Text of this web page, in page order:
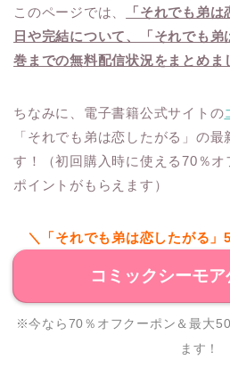
このページでは、
「それでも弟
日や完結について、「それでも
巻までの無料配信状況をまとめま
ちなみに、電子書籍公式サイトの
「それでも弟は恋したがる」の
す！（初回購入時に使える70％
ポイントがもらえます）
＼「それでも弟は恋したがる」
コミックシーモア
※今なら70％オフクーポン＆最大
ます！